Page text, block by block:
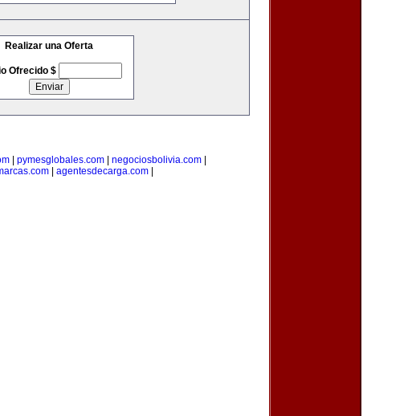
Realizar una Oferta
Ofrecido $
| pymesglobales.com| negociosbolivia.com|
agentesdecarga.com